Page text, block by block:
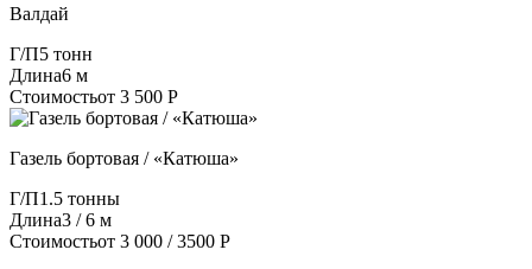
Валдай
Г/П5 тонн
Длина6 м
Стоимостьот 3 500 Р
Газель бортовая / «Катюша»
Г/П1.5 тонны
Длина3 / 6 м
Стоимостьот 3 000 / 3500 Р